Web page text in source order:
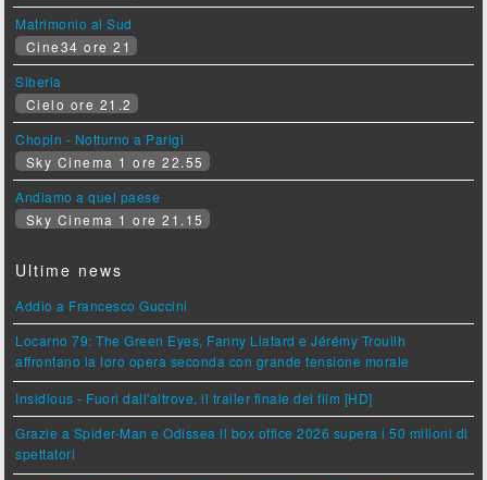
Matrimonio al Sud
Cine34 ore 21
Siberia
Cielo ore 21.2
Chopin - Notturno a Parigi
Sky Cinema 1 ore 22.55
Andiamo a quel paese
Sky Cinema 1 ore 21.15
Ultime news
Addio a Francesco Guccini
Locarno 79: The Green Eyes, Fanny Liatard e Jérémy Trouilh
affrontano la loro opera seconda con grande tensione morale
Insidious - Fuori dall'altrove, il trailer finale del film [HD]
Grazie a Spider-Man e Odissea il box office 2026 supera i 50 milioni di
spettatori